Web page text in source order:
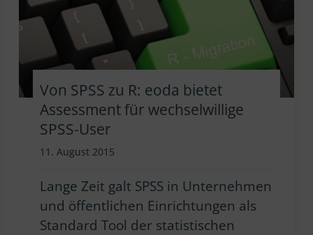
Von SPSS zu R: eoda bietet
Assessment für wechselwillige
SPSS-User
11. August 2015
Lange Zeit galt SPSS in Unternehmen
und öffentlichen Einrichtungen als
Standard Tool der statistischen